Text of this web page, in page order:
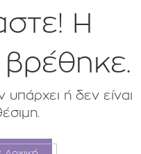
H
ή δεν είναι